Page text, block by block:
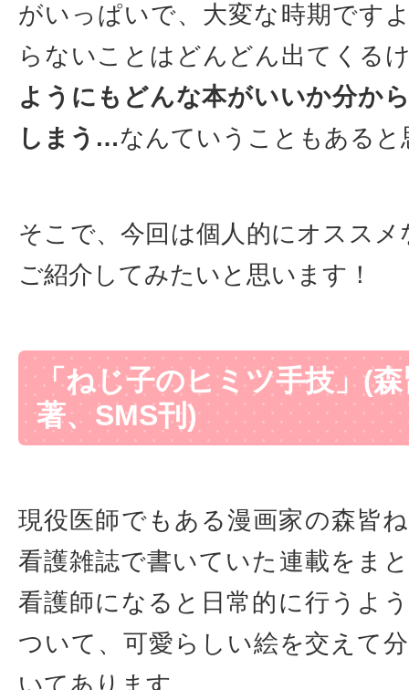
がいっぱいで、大変な時期です
らないことはどんどん出てくる
ようにもどんな本がいいか分か
しまう…なんていうこともあると
そこで、今回は個人的にオススメ
ご紹介してみたいと思います！
「ねじ子のヒミツ手技」(
著、SMS刊)
現役医師でもある漫画家の森皆
看護雑誌で書いていた連載をま
看護師になると日常的に行うよ
ついて、可愛らしい絵を交えて